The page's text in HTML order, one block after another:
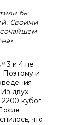
бы
Своими
3 и 4 не
Поэтому и
двух
2200 кубов
что